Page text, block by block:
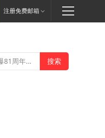
注册免费邮箱